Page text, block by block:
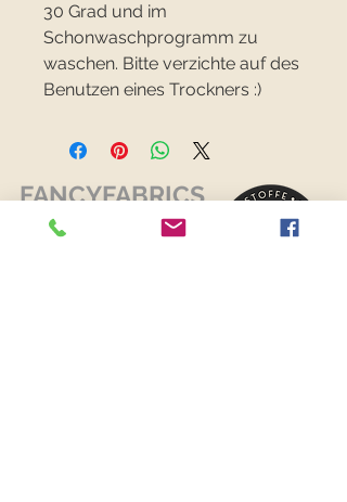
30 Grad und im
Schonwaschprogramm zu
waschen. Bitte verzichte auf des
Benutzen eines Trockners :)
FANCYFABRICS